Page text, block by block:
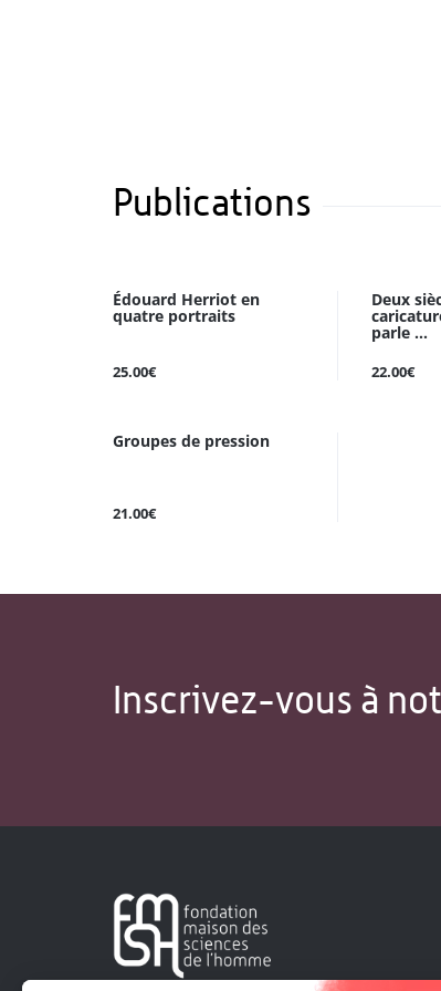
Publications
Édouard Herriot en
quatre portraits
25.00€
Deux
parle ...
22.00€
Groupes de pression
21.00€
Inscrivez-vous à